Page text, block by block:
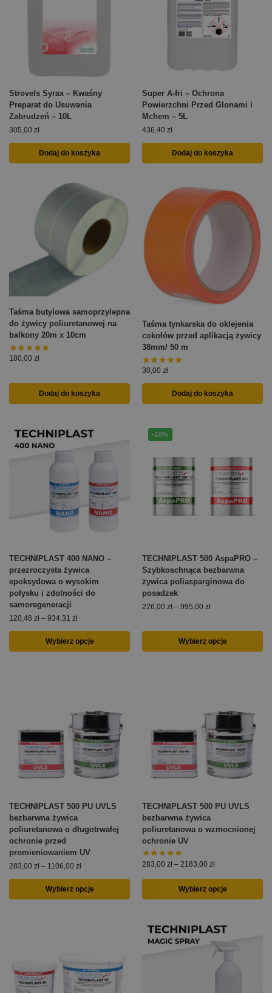
Strovels Syrax – Kwaśny
Preparat do Usuwania
Zabrudzeń – 10L
305,00 zł
Dodaj do koszyka
Super A-fri – Ochrona
Powierzchni Przed Glonami i
Mchem – 5L
436,40 zł
Dodaj do koszyka
Taśma butylowa samoprzylepna
do żywicy poliuretanowej na
balkony 20m x 10cm
180,00 zł
Dodaj do koszyka
Taśma tynkarska do oklejenia
cokołów przed aplikacją żywicy
38mm/ 50 m
30,00 zł
Dodaj do koszyka
TECHNIPLAST 400 NANO –
przezroczysta żywica
epoksydowa o wysokim
połysku i zdolności do
samoregeneracji
120,48 zł – 934,31 zł
Wybierz opcje
-10%
TECHNIPLAST 500 AspaPRO –
Szybkoschnąca bezbarwna
żywica poliasparginowa do
posadzek
226,00 zł – 995,00 zł
Wybierz opcje
TECHNIPLAST 500 PU UVLS
bezbarwna żywica
poliuretanowa o długotrwałej
ochronie przed
promieniowaniem UV
283,00 zł – 1106,00 zł
Wybierz opcje
TECHNIPLAST 500 PU UVLS
bezbarwna żywica
poliuretanowa o wzmocnionej
ochronie UV
283,00 zł – 2183,00 zł
Wybierz opcje